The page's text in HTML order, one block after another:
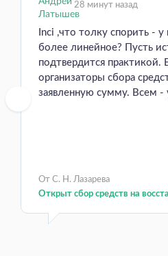
28 минут назад
Inci ,что толку спорить -
более линейное? Пусть
подтвердится практикой.
организаторы сбора
заявленную сумму. Всем -
От С. Н. Лазарева
Открыт сбор средств на